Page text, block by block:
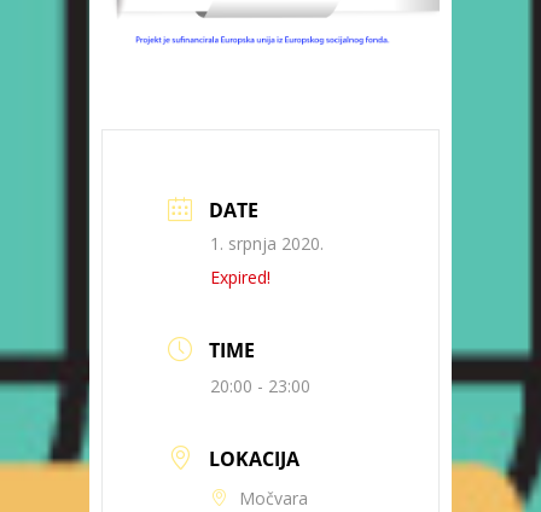
DATE
1. srpnja 2020.
Expired!
TIME
20:00 - 23:00
LOKACIJA
Močvara